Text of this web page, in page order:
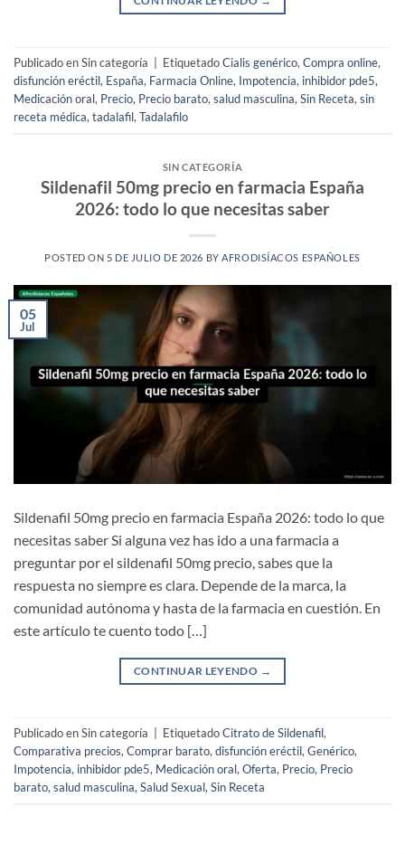
Publicado en Sin categoría EtiquetadoCialis genérico, Compra online,
disfunción eréctil, España, Farmacia Online, Impotencia, inhibidor pde5,
Medicación oral, Precio, Precio barato, salud masculina, Sin Receta, sin
receta médica, tadalafil, Tadalafilo
SIN CATEGORÍA
Sildenafil 50mg precio en farmacia España
2026: todo lo que necesitas saber
POSTED ON 5 DE JULIO DE 2026 BYAFRODISÍACOS ESPAÑOLES
05
Jul
Sildenafil 50mg precio en farmacia España 2026: todo lo que
necesitas saber Si alguna vez has ido a una farmacia a
preguntar por el sildenafil 50mg precio, sabes que la
respuesta no siempre es clara. Depende de la marca, la
comunidad autónoma y hasta de la farmacia en cuestión. En
este artículo te cuento todo […]
CONTINUAR LEYENDO →
Publicado en Sin categoría EtiquetadoCitrato de Sildenafil,
Comparativa precios,Comprar barato,disfunción eréctil,Genérico,
Impotencia, inhibidor pde5, Medicación oral,Oferta, Precio, Precio
barato,salud masculina,Salud Sexual,Sin Receta